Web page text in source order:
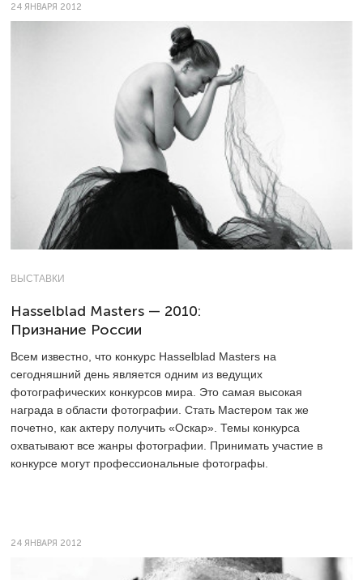
24 ЯНВАРЯ 2012
ВЫСТАВКИ
Hasselblad Masters — 2010:
Признание России
Всем известно, что конкурс Hasselblad Masters на
сегодняшний день является одним из ведущих
фотографических конкурсов мира. Это самая высокая
награда в области фотографии. Стать Мастером так же
почетно, как актеру получить «Оскар». Темы конкурса
охватывают все жанры фотографии. Принимать участие в
конкурсе могут профессиональные фотографы.
24 ЯНВАРЯ 2012